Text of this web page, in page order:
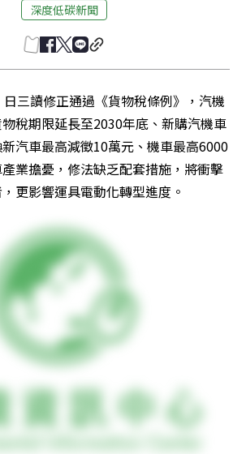
深度低碳新聞
三讀修正通過《貨物稅條例》，汽機
稅期限延長至2030年底、新購汽機車
汽車最高減徵10萬元、機車最高6000
業擔憂，修法缺乏配套措施，將衝擊
更影響運具電動化轉型進度。